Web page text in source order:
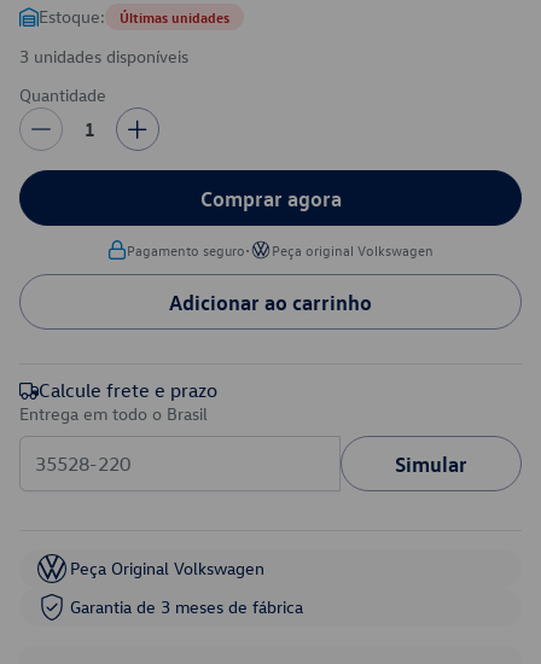
Estoque: Últimas unidades
3 unidades disponíveis
Quantidade
1
Comprar agora
Pagamento seguro• Peça original Volkswagen
Adicionar ao carrinho
Calcule frete e prazo
Entrega em todo o Brasil
Simular
Peça Original Volkswagen
Garantia de 3 meses de fábrica